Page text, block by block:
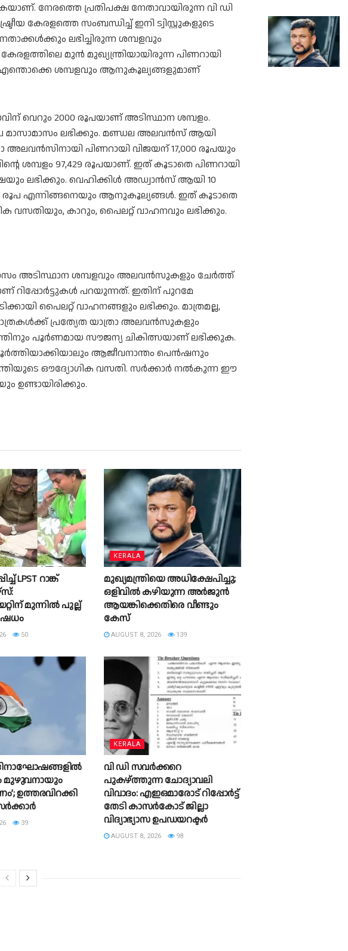
നേരത്തെ പ്രതിപക്ഷ നേതാവായിരുന്ന വി ഡി
കേരളത്തെ സംബന്ധിച്ച് ഇനി ട്വിസ്റ്റുകളുടെ
ലഭിച്ചിരുന്ന ശമ്പളവും
മുൻ മുഖ്യന്ത്രിയായിരുന്ന പിണറായി
എന്തൊക്കെ ശമ്പളവും ആനുകൂല്യങ്ങളുമാണ്
വെറും 2000 രൂപയാണ് അടിസ്ഥാന ശമ്പളം.
മാസാമാസം ലഭിക്കും. മണ്ഡല അലവൻസ് ആയി
അലവൻസിനായി പിണറായി വിജയന് 17,000 രൂപയും
ശമ്പളം 97,429 രൂപയാണ്. ഇത് കൂടാതെ പിണറായി
ലഭിക്കും. വെഹിക്കിൾ അഡ്വാൻസ് ആയി 10
രൂപ എന്നിങ്ങനെയും ആനുകൂല്യങ്ങൾ. ഇത് കൂടാതെ
വസതിയും, കാറും, പൈലറ്റ് വാഹനവും ലഭിക്കും.
അടിസ്ഥാന ശമ്പളവും അലവൻസുകളും ചേ‍ർത്ത്
റിപ്പോ‍ർട്ടുകൾ പറയുന്നത്. ഇതിന് പുറമേ
പൈലറ്റ് വാഹനങ്ങളും ലഭിക്കും. മാത്രമല്ല,
യാത്രകള്‍ക്ക് പ്രത്യേത യാത്രാ അലവന്‍സുകളും
പൂര്‍ണമായ സൗജന്യ ചികിത്സയാണ് ലഭിക്കുക.
ആജീവനാന്തം പെന്‍ഷനും
ഔദ്യോ​ഗിക വസതി. സ‍ർക്കാ‌ർ നൽകുന്ന ഈ
ഉണ്ടായിരിക്കും.
LPST റാങ്ക്
മുന്നിൽ പുല്ല്
50
KERALA
മുഖ്യമന്ത്രിയെ അധിക്ഷേപിച്ചു;
ഒളിവില്‍ കഴിയുന്ന അർജുൻ
ആയങ്കിക്കെതിരെ വീണ്ടും
കേസ്
AUGUST 8, 2026 139
ദിനാഘോഷങ്ങളിൽ
മുഴുവനായും
ഉത്തരവിറക്കി
39
KERALA
വി ഡി സവർക്കറെ
പുകഴ്ത്തുന്ന ചോദ്യാവലി
വിവാദം: എഇഒമാരോട് റിപ്പോർട്ട്
തേടി കാസർകോട് ജില്ലാ
വിദ്യാഭ്യാസ ഉപഡയറക്ടർ
AUGUST 8, 2026 98